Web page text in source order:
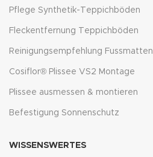
Pflege Synthetik-Teppichböden
Fleckentfernung Teppichböden
Reinigungsempfehlung Fussmatten
Cosiflor® Plissee VS2 Montage
Plissee ausmessen & montieren
Befestigung Sonnenschutz
WISSENSWERTES